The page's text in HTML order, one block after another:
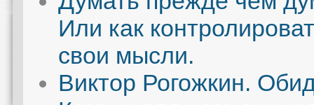
Или как
свои мысли.
Виктор Рогожкин.